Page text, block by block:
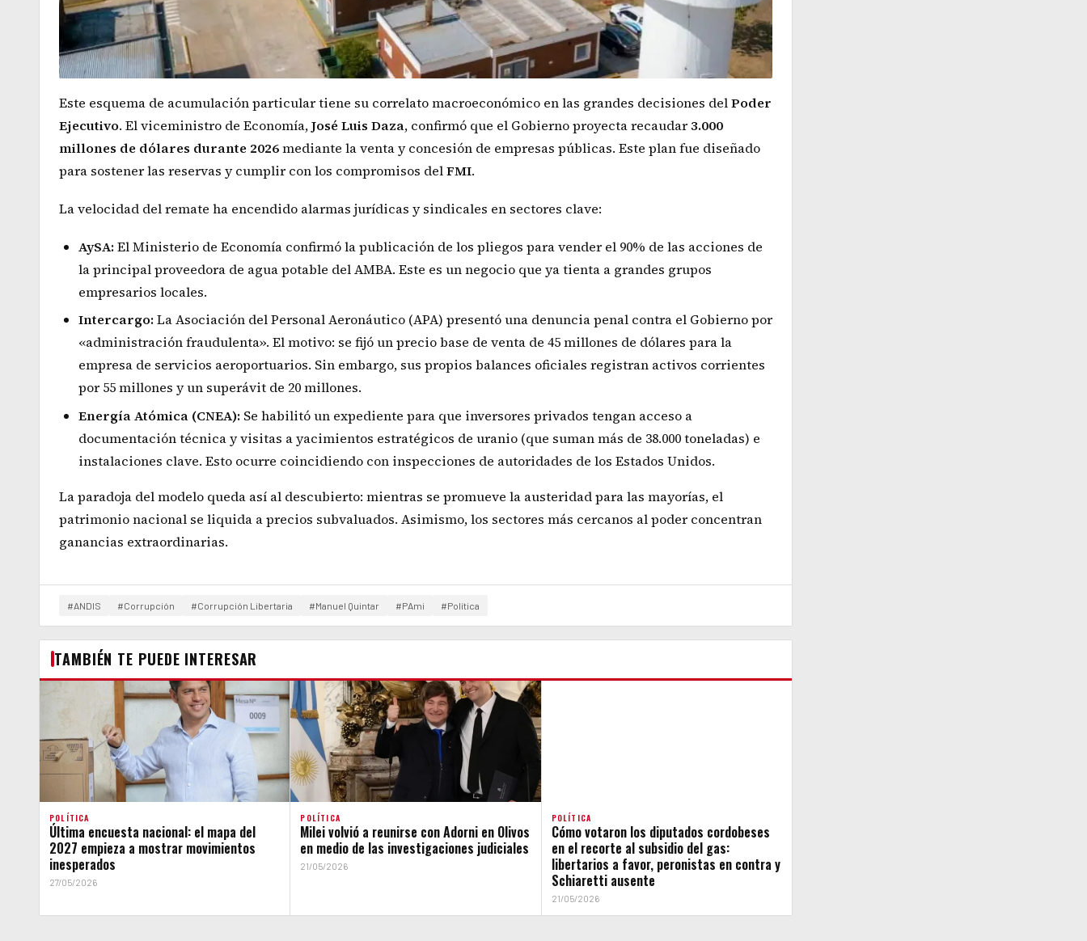
Este esquema de acumulación particular tiene su correlato macroeconómico en las grandes decisiones delPoder
Ejecutivo. El viceministro de Economía,José Luis Daza, confirmó que el Gobierno proyecta recaudar3.000
millones de dólares durante 2026mediante la venta y concesión de empresas públicas. Este plan fue diseñado
para sostener las reservas y cumplir con los compromisos delFMI.
La velocidad del remate ha encendido alarmas jurídicas y sindicales en sectores clave:
AySA:El Ministerio de Economía confirmó la publicación de los pliegos para vender el 90% de las acciones de
la principal proveedora de agua potable del AMBA. Este es un negocio que ya tienta a grandes grupos
empresarios locales.
Intercargo:La Asociación del Personal Aeronáutico (APA) presentó una denuncia penal contra el Gobierno por
«administración fraudulenta». El motivo: se fijó un precio base de venta de 45 millones de dólares para la
empresa de servicios aeroportuarios. Sin embargo, sus propios balances oficiales registran activos corrientes
por 55 millones y un superávit de 20 millones.
Energía Atómica (CNEA): Se habilitó un expediente para que inversores privados tengan acceso a
documentación técnica y visitas a yacimientos estratégicos de uranio (que suman más de 38.000 toneladas) e
instalaciones clave. Esto ocurre coincidiendo con inspecciones de autoridades de los Estados Unidos.
La paradoja del modelo queda así al descubierto: mientras se promueve la austeridad para las mayorías, el
patrimonio nacional se liquida a precios subvaluados. Asimismo, los sectores más cercanos al poder concentran
ganancias extraordinarias.
#ANDIS #Corrupción #Corrupción Libertaria #Manuel Quintar #PAmi #Política
TAMBIÉN TE PUEDE INTERESAR
POLÍTICA
Última encuesta nacional: el mapa del
2027 empieza a mostrar movimientos
inesperados
27/05/2026
POLÍTICA
Milei volvió a reunirse con Adorni en Olivos
en medio de las investigaciones judiciales
21/05/2026
POLÍTICA
Cómo votaron los diputados cordobeses
en el recorte al subsidio del gas:
libertarios a favor, peronistas en contra y
Schiaretti ausente
21/05/2026